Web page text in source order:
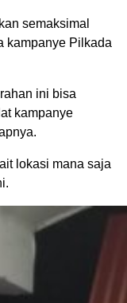
semaksimal
kampanye Pilkada
ini bisa
kampanye
lokasi mana saja